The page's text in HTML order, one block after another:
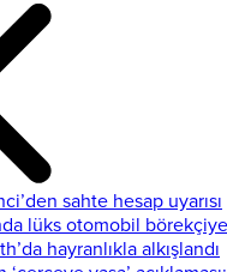
sahte hesap uyarısı
lüks otomobil
hayranlıkla alkışlandı